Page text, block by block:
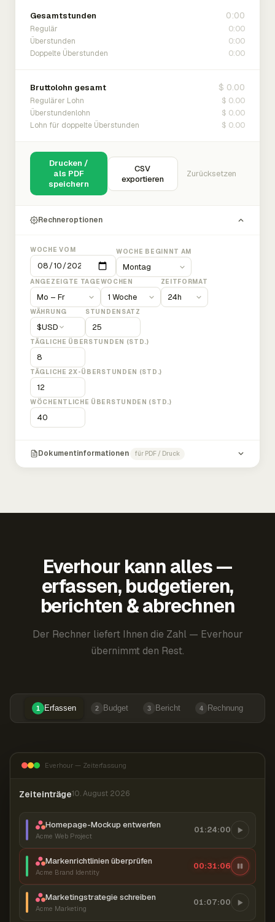
Gesamtstunden 0:00
Regulär 0:00
Überstunden 0:00
Doppelte Überstunden 0:00
Bruttolohn gesamt $ 0.00
Regulärer Lohn $ 0.00
Überstundenlohn $ 0.00
Lohn für doppelte Überstunden $ 0.00
Drucken /
als PDF
speichern
CSV
exportieren
Zurücksetzen
Rechneroptionen
WOCHE VOM WOCHE BEGINNT AM
ANGEZEIGTE TAGEWOCHEN ZEITFORMAT
WÄHRUNG
$USD
STUNDENSATZ
TÄGLICHE ÜBERSTUNDEN (STD.)
TÄGLICHE 2X-ÜBERSTUNDEN (STD.)
WÖCHENTLICHE ÜBERSTUNDEN (STD.)
Dokumentinformationen für PDF / Druck
Everhour kann alles —
erfassen, budgetieren,
berichten & abrechnen
Der Rechner liefert Ihnen die Zahl — Everhour
übernimmt den Rest.
1 Erfassen 2 Budget 3 Bericht 4 Rechnung
Everhour — Zeiterfassung
Zeiteinträge10. August 2026
Homepage-Mockup entwerfen
Acme Web Project
01:24:00
Markenrichtlinien überprüfen
Acme Brand Identity
00:31:07
Marketingstrategie schreiben
Acme Marketing
01:07:00